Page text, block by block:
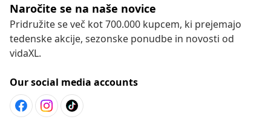
Naročite se na naše novice
Pridružite se več kot 700.000 kupcem, ki prejemajo
tedenske akcije, sezonske ponudbe in novosti od
vidaXL.
Our social media accounts